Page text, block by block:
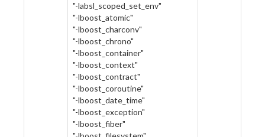
"-labsl_scoped_set_env"
"-lboost_atomic"
"-lboost_charconv"
"-lboost_chrono"
"-lboost_container"
"-lboost_context"
"-lboost_contract"
"-lboost_coroutine"
"-lboost_date_time"
"-lboost_exception"
"-lboost_fiber"